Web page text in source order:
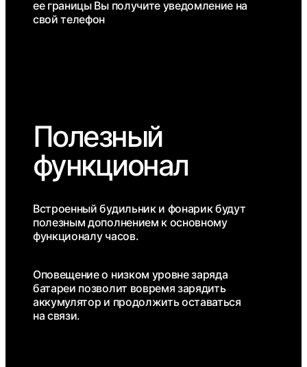
ее границы Вы получите уведомление на
свой телефон
Полезный
функционал
Встроенный будильник и фонарик будут
полезным дополнением к основному
функционалу часов.
Оповещение о низком уровне заряда
батареи позволит вовремя зарядить
аккумулятор и продолжить оставаться
на связи.